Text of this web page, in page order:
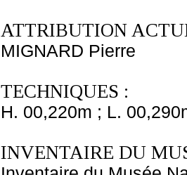
ATTRIBUTION
MIGNARD Pierre
TECHNIQUES :
H. 00,220m ; L.
INVENTAIRE DU